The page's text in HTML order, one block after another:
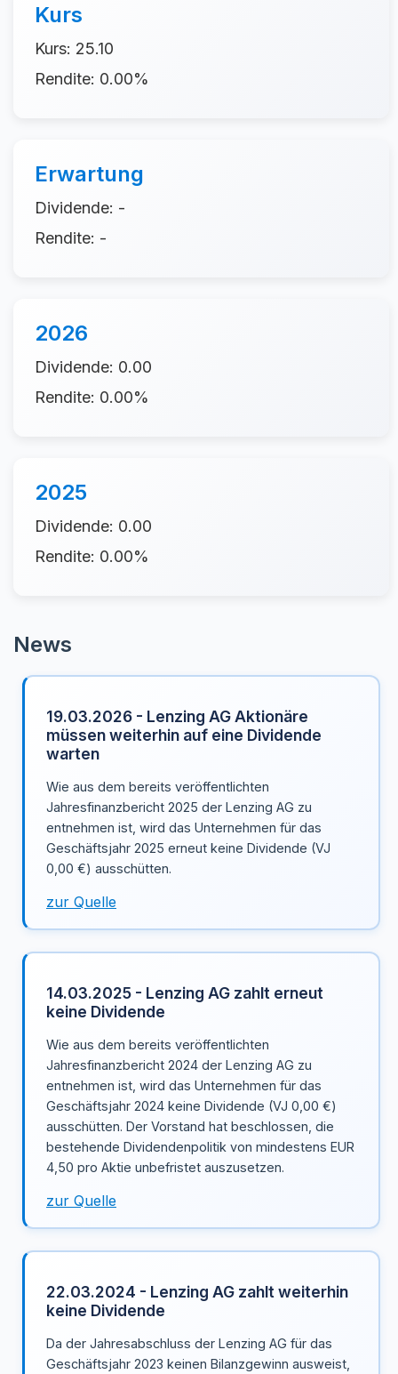
Kurs
Kurs: 25.10
Rendite: 0.00%
Erwartung
Dividende: -
Rendite: -
2026
Dividende: 0.00
Rendite: 0.00%
2025
Dividende: 0.00
Rendite: 0.00%
News
19.03.2026 - Lenzing AG Aktionäre
müssen weiterhin auf eine Dividende
warten
Wie aus dem bereits veröffentlichten
Jahresfinanzbericht 2025 der Lenzing AG zu
entnehmen ist, wird das Unternehmen für das
Geschäftsjahr 2025 erneut keine Dividende (VJ
0,00 €) ausschütten.
zur Quelle
14.03.2025 - Lenzing AG zahlt erneut
keine Dividende
Wie aus dem bereits veröffentlichten
Jahresfinanzbericht 2024 der Lenzing AG zu
entnehmen ist, wird das Unternehmen für das
Geschäftsjahr 2024 keine Dividende (VJ 0,00 €)
ausschütten. Der Vorstand hat beschlossen, die
bestehende Dividendenpolitik von mindestens EUR
4,50 pro Aktie unbefristet auszusetzen.
zur Quelle
22.03.2024 - Lenzing AG zahlt weiterhin
keine Dividende
Da der Jahresabschluss der Lenzing AG für das
Geschäftsjahr 2023 keinen Bilanzgewinn ausweist,